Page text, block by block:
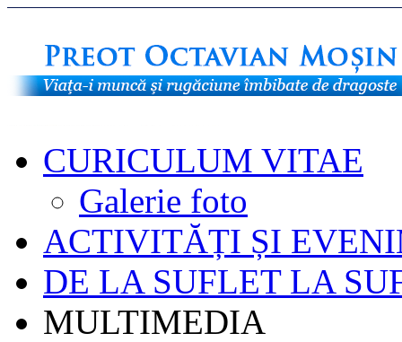
CURICULUM VITAE
Galerie foto
ACTIVITĂȚI ȘI
DE LA SUFLET LA
MULTIMEDIA